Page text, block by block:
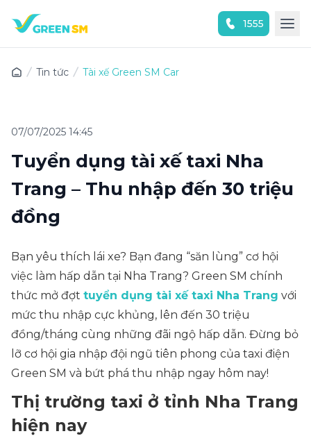
1555
Tin tức Tài xế Green SM Car
07/07/2025 14:45
Tuyển dụng tài xế taxi Nha
Trang – Thu nhập đến 30 triệu
đồng
Bạn yêu thích lái xe? Bạn đang “săn lùng” cơ hội
việc làm hấp dẫn tại Nha Trang? Green SM chính
thức mở đợt tuyển dụng tài xế taxi Nha Trang với
mức thu nhập cực khủng, lên đến 30 triệu
đồng/tháng cùng những đãi ngộ hấp dẫn. Đừng bỏ
lỡ cơ hội gia nhập đội ngũ tiên phong của taxi điện
Green SM và bứt phá thu nhập ngay hôm nay!
Thị trường taxi ở tỉnh Nha Trang
hiện nay